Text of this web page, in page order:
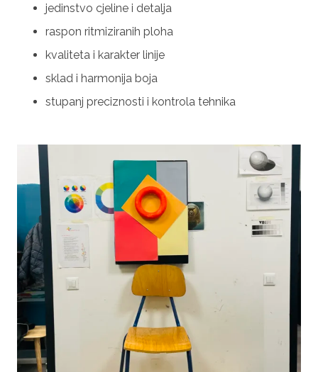
jedinstvo cjeline i detalja
raspon ritmiziranih ploha
kvaliteta i karakter linije
sklad i harmonija boja
stupanj preciznosti i kontrola tehnika